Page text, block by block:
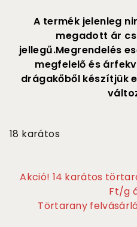
A termék jelenleg
megadott ár
jellegű.Megrendelés
megfelelő és
drágakőből készítjük
18 karátos
Akció! 14 karátos
Ft/g
Törtarany